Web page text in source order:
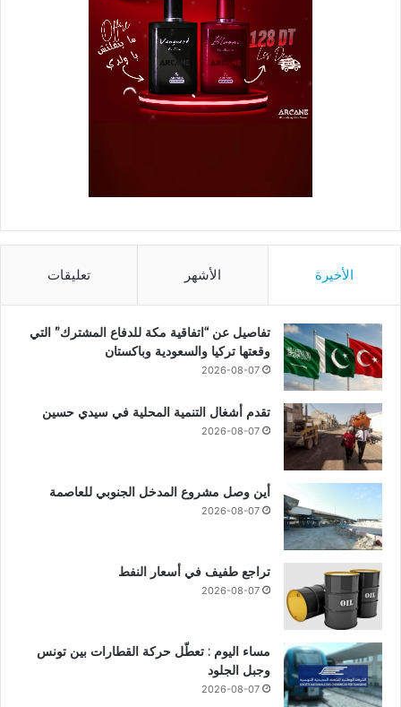
الأخيرة الأشهر تعليقات
تفاصيل عن “اتفاقية مكة للدفاع المشترك” التي
وقعتها تركيا والسعودية وباكستان
2026-08-07
تقدم أشغال التنمية المحلية في سيدي حسين
2026-08-07
أين وصل مشروع المدخل الجنوبي للعاصمة
2026-08-07
تراجع طفيف في أسعار النفط
2026-08-07
مساء اليوم : تعطّل حركة القطارات بين تونس
وجبل الجلود
2026-08-07